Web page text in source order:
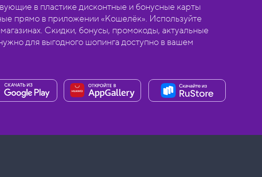
в пластике дисконтные и бонусные карты
прямо в приложении «Кошелёк». Используйте
Скидки, бонусы, промокоды, актуальные
для выгодного шопинга доступно в вашем